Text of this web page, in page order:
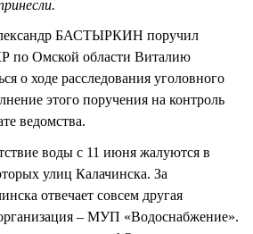
БАСТЫРКИН поручил
по Омской области Виталию
о ходе расследования уголовного
этого поручения на контроль
ведомства.
воды с 11 июня жалуются в
улиц Калачинска. За
отвечает совсем другая
– МУП «Водоснабжение».